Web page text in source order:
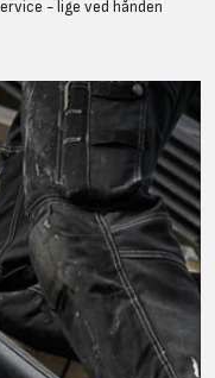
- lige ved hånden